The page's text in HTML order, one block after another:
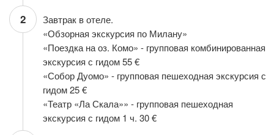
2
Завтрак в отеле.
«Обзорная экскурсия по Милану»
«Поездка на оз. Комо» - групповая комбинированная
экскурсия с гидом 55 €
«Собор Дуомо» - групповая пешеходная экскурсия с
гидом 25 €
«Театр «Ла Скала»» - групповая пешеходная
экскурсия с гидом 1 ч. 30 €